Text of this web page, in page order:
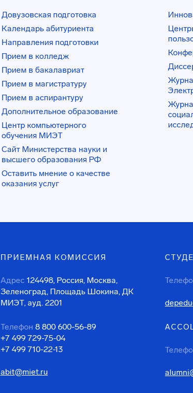
Довузовская подготовка
Календарь абитуриента
Направления подготовки
Прием в колледж
Прием в бакалавриат
Прием в магистратуру
Прием в аспирантуру
Дополнительное образование
Центр компьютерного
обучения МИЭТ
Сайт Министерства науки и
высшего образования РФ
Оставить мнение о качестве
оказания услуг
ПРИЕМНАЯ КОМИССИЯ
Адрес 124498, Россия, Москва,
Зеленоград, Площадь Шокина, ДК
МИЭТ, ауд. 2201
Телефон 8 800 600-56-89
+7 499 729-75-04
+7 499 710-22-13
abit@miet.ru